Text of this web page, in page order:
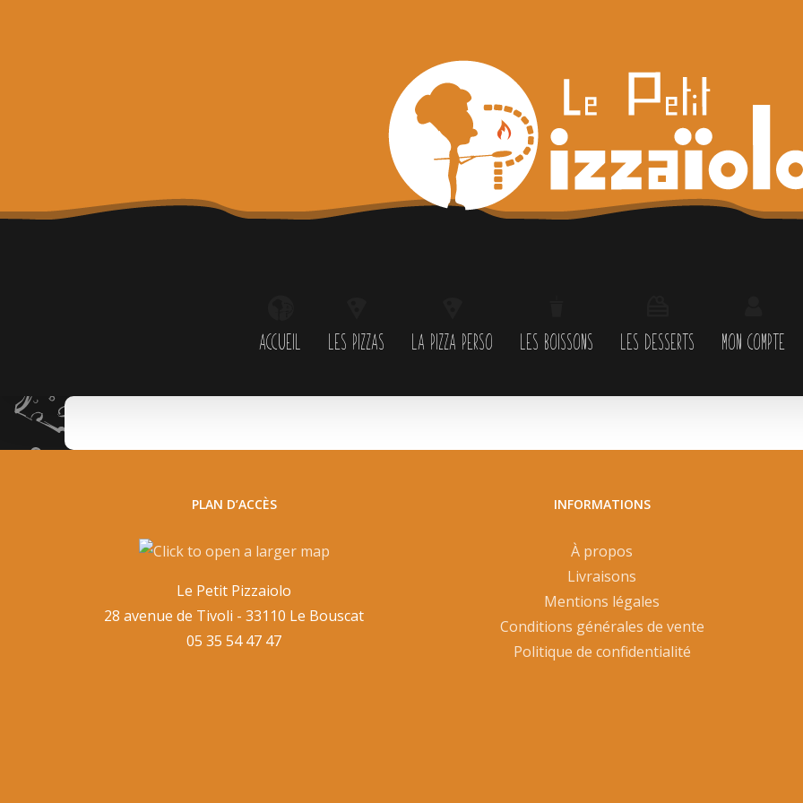
ACCUEIL LES PIZZAS LA PIZZA PERSO LES BOISSONS LES DESSERTS MON COMPTE
PLAN D’ACCÈS
Le Petit Pizzaiolo
28 avenue de Tivoli - 33110 Le Bouscat
05 35 54 47 47
INFORMATIONS
À propos
Livraisons
Mentions légales
Conditions générales de vente
Politique de confidentialité